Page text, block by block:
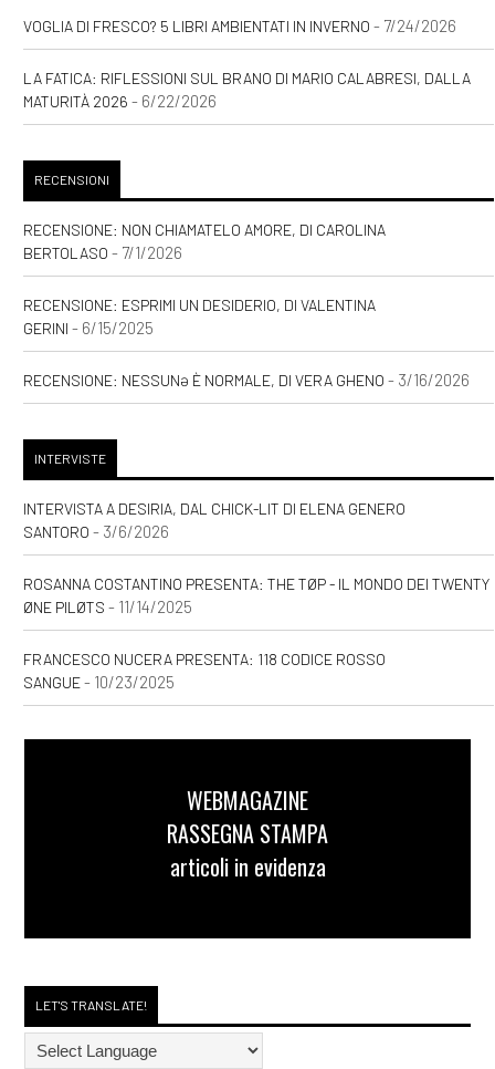
VOGLIA DI FRESCO? 5 LIBRI AMBIENTATI IN INVERNO - 7/24/2026
LA FATICA: RIFLESSIONI SUL BRANO DI MARIO CALABRESI, DALLA
MATURITÀ 2026 - 6/22/2026
RECENSIONI
RECENSIONE: NON CHIAMATELO AMORE, DI CAROLINA
BERTOLASO - 7/1/2026
RECENSIONE: ESPRIMI UN DESIDERIO, DI VALENTINA
GERINI - 6/15/2025
RECENSIONE: NESSUNƏ È NORMALE, DI VERA GHENO - 3/16/2026
INTERVISTE
INTERVISTA A DESIRIA, DAL CHICK-LIT DI ELENA GENERO
SANTORO - 3/6/2026
ROSANNA COSTANTINO PRESENTA: THE TØP - IL MONDO DEI TWENTY
ØNE PILØTS - 11/14/2025
FRANCESCO NUCERA PRESENTA: 118 CODICE ROSSO
SANGUE- 10/23/2025
WEBMAGAZINE
RASSEGNA STAMPA
articoli in evidenza
LET'S TRANSLATE!